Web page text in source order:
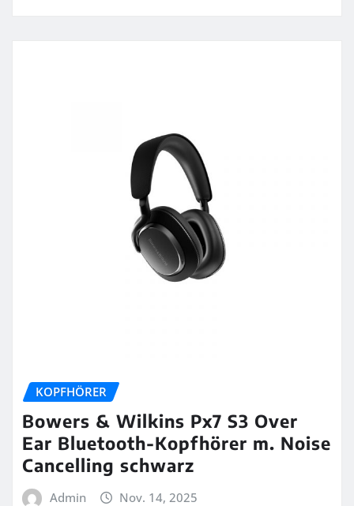
KOPFHÖRER
Bowers & Wilkins Px7 S3 Over
Ear Bluetooth-Kopfhörer m. Noise
Cancelling schwarz
Admin Nov. 14, 2025